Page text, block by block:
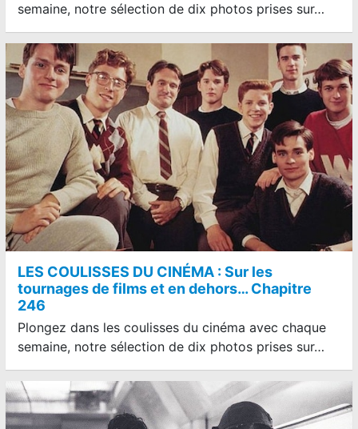
semaine, notre sélection de dix photos prises sur…
LES COULISSES DU CINÉMA : Sur les
tournages de films et en dehors… Chapitre
246
Plongez dans les coulisses du cinéma avec chaque
semaine, notre sélection de dix photos prises sur…